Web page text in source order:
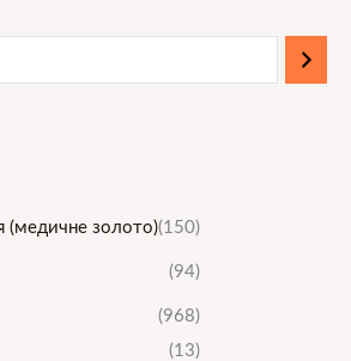
(медичне золото)(150)
(94)
(968)
(13)
іа